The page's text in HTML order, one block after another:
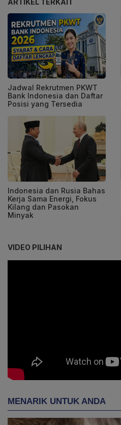
Jadwal Rekrutmen PKWT
Bank Indonesia dan Daftar
Posisi yang Tersedia
Indonesia dan Rusia Bahas
Kerja Sama Energi, Fokus
Kilang dan Pasokan
Minyak
VIDEO PILIHAN